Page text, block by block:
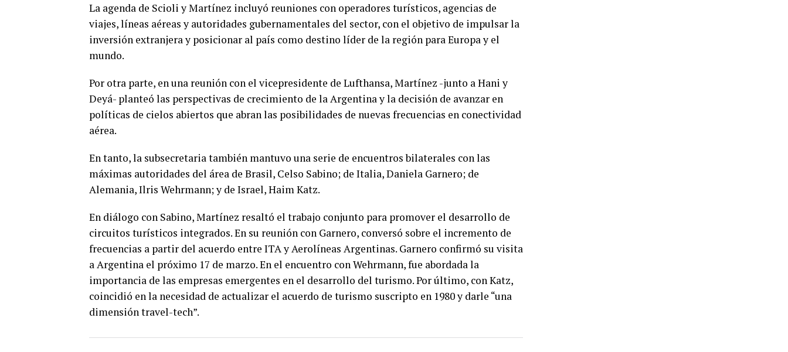
La agenda de Scioli y Martínez incluyó reuniones con operadores turísticos, agencias de
viajes, líneas aéreas y autoridades gubernamentales del sector, con el objetivo de impulsar la
inversión extranjera y posicionar al país como destino líder de la región para Europa y el
mundo.
Por otra parte, en una reunión con el vicepresidente de Lufthansa, Martínez -junto a Hani y
Deyá- planteó las perspectivas de crecimiento de la Argentina y la decisión de avanzar en
políticas de cielos abiertos que abran las posibilidades de nuevas frecuencias en conectividad
aérea.
En tanto, la subsecretaria también mantuvo una serie de encuentros bilaterales con las
máximas autoridades del área de Brasil, Celso Sabino; de Italia, Daniela Garnero; de
Alemania, Ilris Wehrmann; y de Israel, Haim Katz.
En diálogo con Sabino, Martínez resaltó el trabajo conjunto para promover el desarrollo de
circuitos turísticos integrados. En su reunión con Garnero, conversó sobre el incremento de
frecuencias a partir del acuerdo entre ITA y Aerolíneas Argentinas. Garnero confirmó su visita
a Argentina el próximo 17 de marzo. En el encuentro con Wehrmann, fue abordada la
importancia de las empresas emergentes en el desarrollo del turismo. Por último, con Katz,
coincidió en la necesidad de actualizar el acuerdo de turismo suscripto en 1980 y darle “una
dimensión travel-tech”.